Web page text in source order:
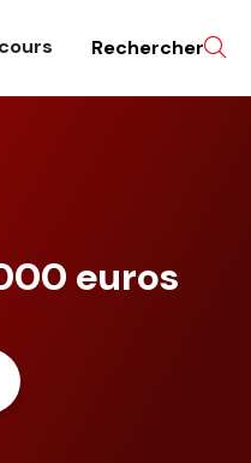
Rechercher
euros